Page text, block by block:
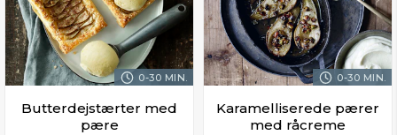
0-30 MIN.
Butterdejstærter med
pære
0-30 MIN.
Karamelliserede pærer
med råcreme